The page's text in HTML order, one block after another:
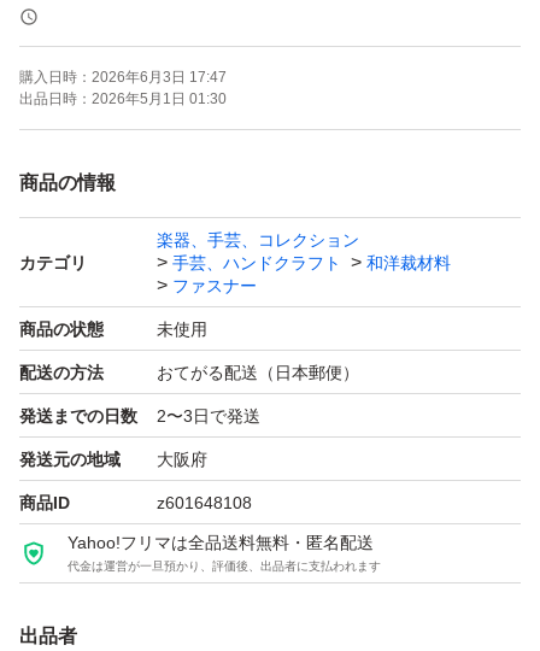
くなり次第終了。)からシルバーに順次変更となっており
ます。一部の色のみカラー止具があります。
取り扱いサイズ
16cm
20cm
24cm
30cm
40cm
50cm
サイズによって取り扱い色は異なる場合があります。
詳細は質問でご相談願います。
購入日時： 2026年6月3日 17:47
出品日時： 2026年5月1日 01:30
商品の情報
カテゴリ
楽器、手芸、コレクション
手芸、ハンドクラフト
和洋裁材料
ファスナー
商品の状態 未使用
配送の方法 おてがる配送（日本郵便）
発送までの日数 2〜3日で発送
発送元の地域 大阪府
商品ID z601648108
Yahoo!フリマは全品送料無料・匿名配送
代金は運営が一旦預かり、評価後、出品者に支払われます
出品者